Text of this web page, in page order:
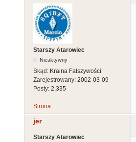
Starszy Atarowiec
Nieaktywny
Skąd: Kraina Fałszywości
Zarejestrowany: 2002-03-09
Posty: 2,335
Strona
jer
Starszy Atarowiec